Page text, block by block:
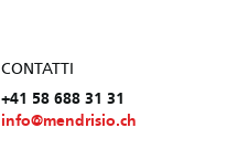
CONTATTI
+41 58 688 31 31
info@mendrisio.ch